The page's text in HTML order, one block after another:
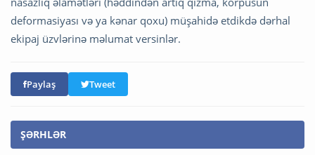
deformasiyası və ya kənar qoxu) müşahidə etdikdə dərhal
ekipaj üzvlərinə məlumat versinlər.
Paylaş Tweet
ŞƏRHLƏR